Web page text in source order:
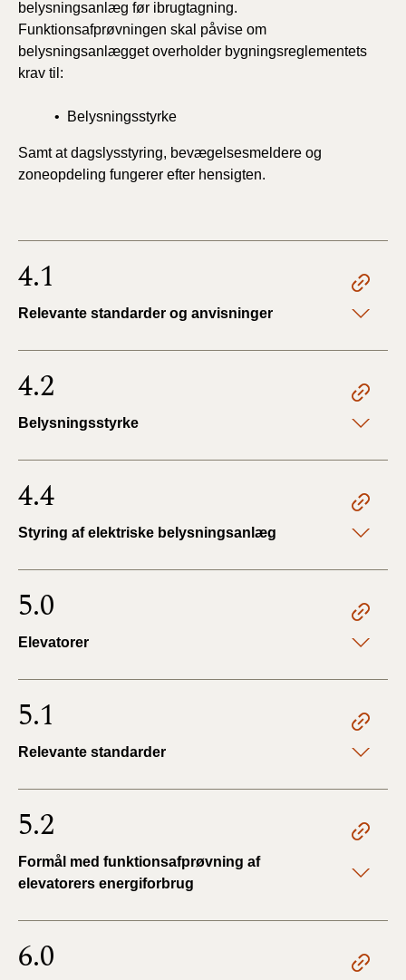
belysningsanlæg før ibrugtagning.
Funktionsafprøvningen skal påvise om
belysningsanlægget overholder bygningsreglementets
krav til:
• Belysningsstyrke
Samt at dagslysstyring, bevægelsesmeldere og
zoneopdeling fungerer efter hensigten.
4.1
Relevante standarder og anvisninger
4.2
Belysningsstyrke
4.4
Styring af elektriske belysningsanlæg
5.0
Elevatorer
5.1
Relevante standarder
5.2
Formål med funktionsafprøvning af
elevatorers energiforbrug
6.0